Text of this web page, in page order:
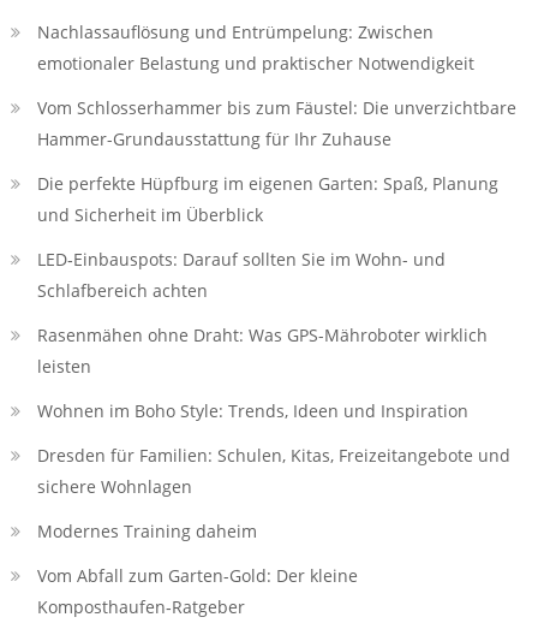
Nachlassauflösung und Entrümpelung: Zwischen
emotionaler Belastung und praktischer Notwendigkeit
Vom Schlosserhammer bis zum Fäustel: Die unverzichtbare
Hammer-Grundausstattung für Ihr Zuhause
Die perfekte Hüpfburg im eigenen Garten: Spaß, Planung
und Sicherheit im Überblick
LED‑Einbauspots: Darauf sollten Sie im Wohn- und
Schlafbereich achten
Rasenmähen ohne Draht: Was GPS-Mähroboter wirklich
leisten
Wohnen im Boho Style: Trends, Ideen und Inspiration
Dresden für Familien: Schulen, Kitas, Freizeitangebote und
sichere Wohnlagen
Modernes Training daheim
Vom Abfall zum Garten-Gold: Der kleine
Komposthaufen‑Ratgeber